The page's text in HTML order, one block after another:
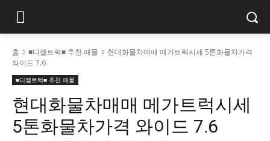
홈 ■디젤트럭■ 추천.매물
현대화물차매매 메가트럭시세 5톤화물차가격
와이드 7.6
■디젤트럭■ 추천.매물
현대화물차매매 메가트럭시세
5톤화물차가격 와이드 7.6